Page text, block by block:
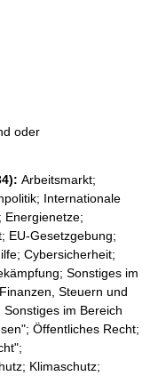
oder
Arbeitsmarkt;
Internationale
Energienetze;
EU-Gesetzgebung;
Cybersicherheit;
Sonstiges im
Steuern und
im Bereich
Öffentliches Recht;
Klimaschutz;